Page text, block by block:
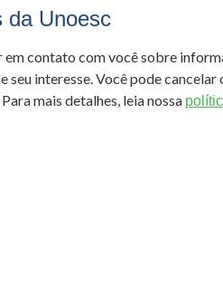
da Unoesc
em contato com você sobre
seu interesse. Você pode cancelar
mais detalhes, leia nossa